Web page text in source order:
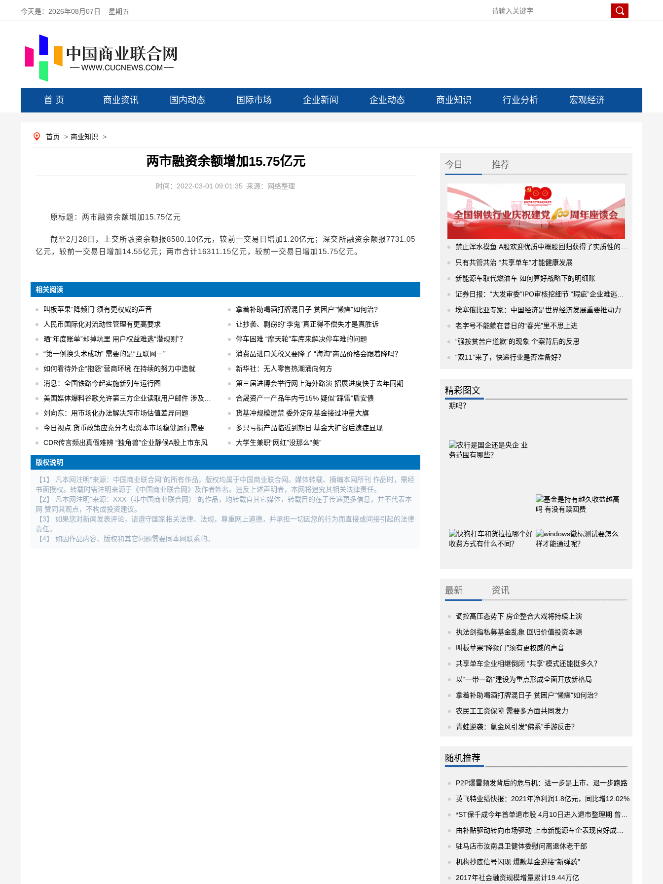
今天是： 2026年08月07日 星期五
首 页 商业资讯 国内动态 国际市场 企业新闻 企业动态 商业知识 行业分析 宏观经济
首页 > 商业知识 >
两市融资余额增加15.75亿元
时间：2022-03-01 09:01:35 来源：网络整理
原标题：两市融资余额增加15.75亿元
截至2月28日，上交所融资余额报8580.10亿元，较前一交易日增加1.20亿元；深交所融资余额报7731.05
亿元，较前一交易日增加14.55亿元；两市合计16311.15亿元，较前一交易日增加15.75亿元。
相关阅读
叫板苹果“降频门”须有更权威的声音
拿着补助喝酒打牌混日子 贫困户"懒癌"如何治?
人民币国际化对流动性管理有更高要求
让抄袭、剽窃的“李鬼”真正得不偿失才是真胜诉
晒“年度账单”却掉坑里 用户权益难逃“潜规则”？
停车困难 “摩天轮”车库来解决停车难的问题
“第一例换头术成功” 需要的是“互联网－”
消费品进口关税又要降了 “海淘”商品价格会跟着降吗？
如何看待外企“抱怨”营商环境 在持续的努力中造就
新华社：无人零售热潮涌向何方
消息：全国铁路今起实施新列车运行图
第三届进博会举行网上海外路演 招展进度快于去年同期
美国媒体爆料谷歌允许第三方企业读取用户邮件 涉及用户数以百万计
合晟资产一产品年内亏15% 疑似“踩雷”盾安债
刘向东：用市场化办法解决跨市场估值差异问题
货基冲规模遭禁 委外定制基金接过冲量大旗
今日视点:货币政策应充分考虑资本市场稳健运行需要
多只亏损产品临近到期日 基金大扩容后遗症显现
CDR传言频出真假难辨 “独角兽”企业静候A股上市东风
大学生兼职“网红”没那么“美”
版权说明
【1】 凡本网注明"来源：中国商业联合网"的所有作品，版权均属于中国商业联合网。媒体转载、摘编本网所刊 作品时，需经
书面授权。转载时需注明来源于《中国商业联合网》及作者姓名。违反上述声明者，本网将追究其相关法律责任。
【2】 凡本网注明"来源：XXX（非中国商业联合网）"的作品，均转载自其它媒体，转载目的在于传递更多信息，并不代表本
网 赞同其观点，不构成投资建议。
【3】 如果您对新闻发表评论，请遵守国家相关法律、法规，尊重网上道德，并承担一切因您的行为而直接或间接引起的法律
责任。
【4】 如因作品内容、版权和其它问题需要同本网联系的。
今日 推荐
禁止浑水摸鱼 A股欢迎优质中概股回归获得了实质性的进展
只有共管共治 “共享单车”才能健康发展
新能源车取代燃油车 如何算好战略下的明细账
证券日报：“大发审委”IPO审核挖细节 “瑕疵”企业难逃法眼
埃塞俄比亚专家：中国经济是世界经济发展重要推动力
老字号不能躺在昔日的“春光”里不思上进
“强按贫苦户道歉”的现象 个案背后的反思
“双11”来了，快递行业是否准备好？
精彩图文
最新 资讯
调控高压态势下 房企整合大戏将持续上演
执法剑指私募基金乱象 回归价值投资本源
叫板苹果“降频门”须有更权威的声音
共享单车企业相继倒闭 “共享”模式还能挺多久？
以“一带一路”建设为重点形成全面开放新格局
拿着补助喝酒打牌混日子 贫困户"懒癌"如何治?
农民工工资保障 需要多方面共同发力
青蛙逆袭：氪金风引发“佛系”手游反击？
随机推荐
P2P爆雷频发背后的危与机：进一步是上市、退一步跑路
英飞特业绩快报：2021年净利润1.8亿元，同比增12.02%
*ST保千成今年首单退市股 4月10日进入退市整理期 曾虚增估值2.73亿
由补贴驱动转向市场驱动 上市新能源车企表现良好成为资本市场追逐宠儿
驻马店市汝南县卫健体委慰问离退休老干部
机构抄底信号闪现 爆款基金迎接“新弹药”
2017年社会融资规模增量累计19.44万亿